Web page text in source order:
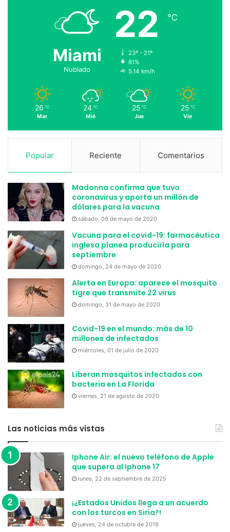
Miami
Nublado
22 ℃
23º - 21º
81%
5.14 km/h
26 ℃
Mar
24 ℃
Mié
25 ℃
Jue
25 ℃
Vie
Popular Reciente Comentarios
Madonna confirma que tuvo
coronavirus y aporta un millón de
dólares para la vacuna
sábado, 09 de mayo de 2020
Vacuna para el covid-19: farmacéutica
inglesa planea producirla para
septiembre
domingo, 24 de mayo de 2020
Alerta en Europa: aparece el mosquito
tigre que transmite 22 virus
domingo, 31 de mayo de 2020
Covid-19 en el mundo: más de 10
millones de infectados
miércoles, 01 de julio de 2020
Liberan mosquitos infectados con
bacteria en La Florida
viernes, 21 de agosto de 2020
Las noticias más vistas
Iphone Air: el nuevo teléfono de Apple
que supera al Iphone 17
lunes, 22 de septiembre de 2025
¡¿Estados Unidos llega a un acuerdo
con los turcos en Siria?!
jueves, 24 de octubre de 2019